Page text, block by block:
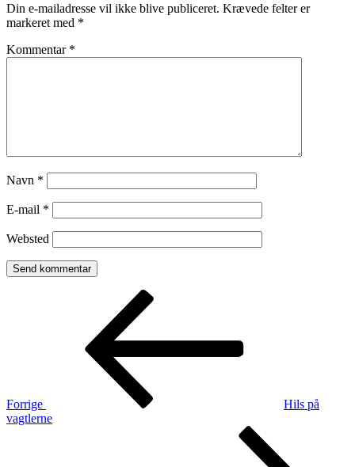
Din e-mailadresse vil ikke blive publiceret. Krævede felter er
markeret med *
Kommentar *
Navn *
E-mail *
Websted
Indlægsnavigation
Forrige
Hils på
vagtlerne